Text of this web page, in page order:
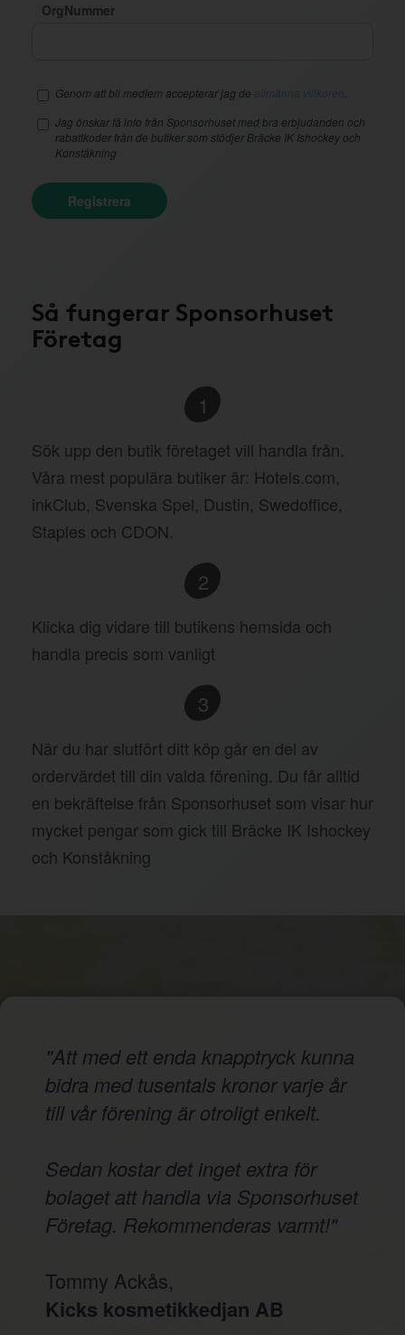
OrgNummer
Genom att bli medlem accepterar jag de
Jag önskar få info från Sponsorhuset med bra erbjudanden och
rabattkoder från de butiker som stödjer Bräcke IK Ishockey och
Konståkning
Registrera
Så fungerar Sponsorhuset
Företag
1
Sök upp den butik företaget vill handla från.
Våra mest populära butiker är: Hotels.com,
inkClub, Svenska Spel, Dustin, Swedoffice,
Staples och CDON.
2
Klicka dig vidare till butikens hemsida och
handla precis som vanligt
3
När du har slutfört ditt köp går en del av
ordervärdet till din valda förening. Du får alltid
en bekräftelse från Sponsorhuset som visar hur
mycket pengar som gick till Bräcke IK Ishockey
och Konståkning
"Att med ett enda knapptryck kunna
bidra med tusentals kronor varje år
till vår förening är otroligt enkelt.
Sedan kostar det inget extra för
bolaget att handla via Sponsorhuset
Företag. Rekommenderas varmt!"
Tommy Ackås,
Kicks kosmetikkedjan AB